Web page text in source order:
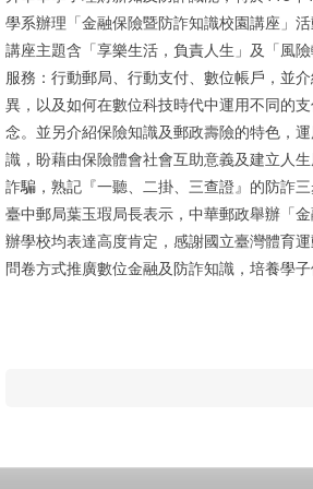
學系辦理「金融保險暨防詐知識校園講座」活
講座主題含「享樂生活，負責人生」及「風
服務：行動郵局、行動支付、數位帳戶，並
異，以及如何在數位科技時代中運用不同的
念。並另介紹保險知識及郵政壽險的特色，
識，盼藉由保險體會社會互助意義及建立人
詐騙，熟記『一聽、二掛、三查證』的防詐
臺中郵局葉玉瑕局長表示，中華郵政舉辦「
辦學校均表達高度肯定，感謝國立臺灣體育
問卷方式推廣數位金融及防詐知識，培養學